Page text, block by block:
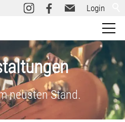
Login
neusten Stand.